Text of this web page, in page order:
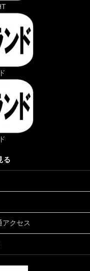
る
クセス